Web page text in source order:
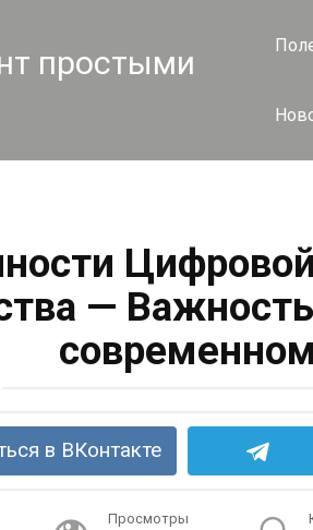
простыми
—
в ВКонтакте
Просмотры